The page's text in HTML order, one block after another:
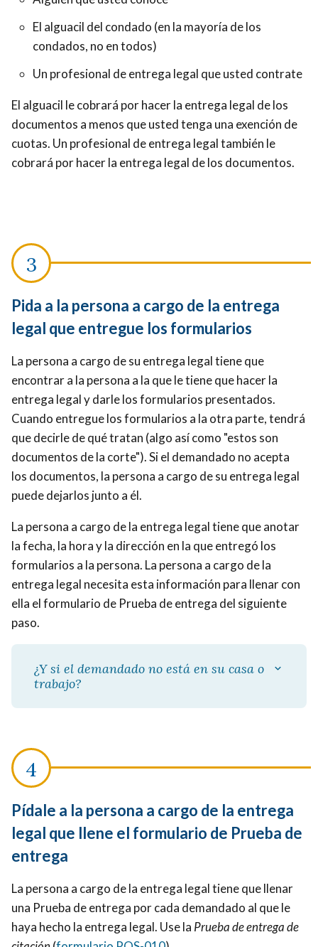
El alguacil del condado (en la mayoría de los
condados, no en todos)
Un profesional de entrega legal que usted contrate
El alguacil le cobrará por hacer la entrega legal de los
documentos a menos que usted tenga una exención de
cuotas. Un profesional de entrega legal también le
cobrará por hacer la entrega legal de los documentos.
Pida a la persona a cargo de la entrega
legal que entregue los formularios
La persona a cargo de su entrega legal tiene que
encontrar a la persona a la que le tiene que hacer la
entrega legal y darle los formularios presentados.
Cuando entregue los formularios a la otra parte, tendrá
que decirle de qué tratan (algo así como "estos son
documentos de la corte"). Si el demandado no acepta
los documentos, la persona a cargo de su entrega legal
puede dejarlos junto a él.
La persona a cargo de la entrega legal tiene que anotar
la fecha, la hora y la dirección en la que entregó los
formularios a la persona. La persona a cargo de la
entrega legal necesita esta información para llenar con
ella el formulario de Prueba de entrega del siguiente
paso.
¿Y si el demandado no está en su casa o
trabajo?
Pídale a la persona a cargo de la entrega
legal que llene el formulario de Prueba de
entrega
La persona a cargo de la entrega legal tiene que llenar
una Prueba de entrega por cada demandado al que le
haya hecho la entrega legal. Use la Prueba de entrega de